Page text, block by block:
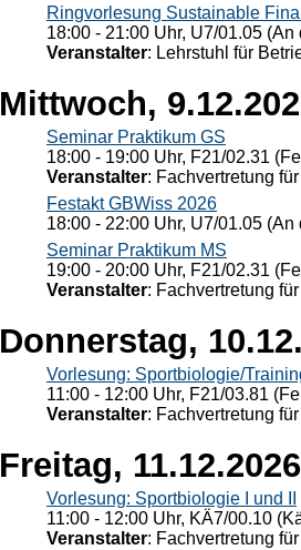
Ringvorlesung Sustainable
18:00 - 21:00 Uhr, U7/01.05
Veranstalter: Lehrstuhl für
Mittwoch,
Seminar Praktikum GS
18:00 - 19:00 Uhr, F21/02.31
Veranstalter: Fachvertretung
Festakt GBWiss 2026
18:00 - 22:00 Uhr, U7/01.05
Seminar Praktikum MS
19:00 - 20:00 Uhr, F21/02.31
Veranstalter: Fachvertretung
Donnerstag,
Vorlesung: Sportbiologie/
11:00 - 12:00 Uhr, F21/03.81
Veranstalter: Fachvertretung
Freitag, 11.12.2026
Vorlesung: Sportbiologie I und II
11:00 - 12:00 Uhr, KÄ7/00.10
Veranstalter: Fachvertretung